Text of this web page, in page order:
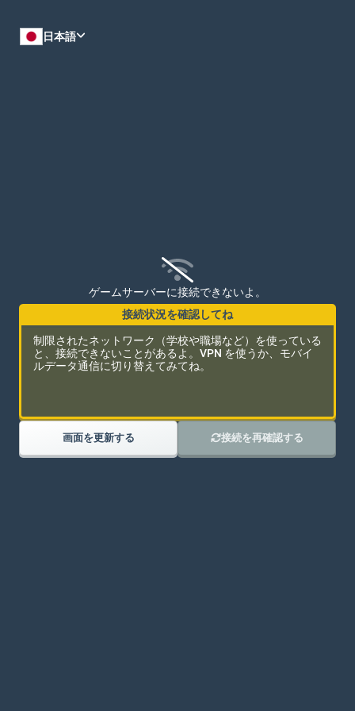
日本語
ゲームサーバーに接続できないよ。
接続状況を確認してね
制限されたネットワーク（学校や職場など）を使っている
と、接続できないことがあるよ。VPN を使うか、モバイ
ルデータ通信に切り替えてみてね。
画面を更新する 接続を再確認する
メッセージはないよ
最初のメッセージを送ってみよう！